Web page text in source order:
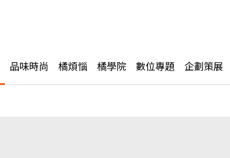
品味時尚 橘煩惱 橘學院 數位專題 企劃策展